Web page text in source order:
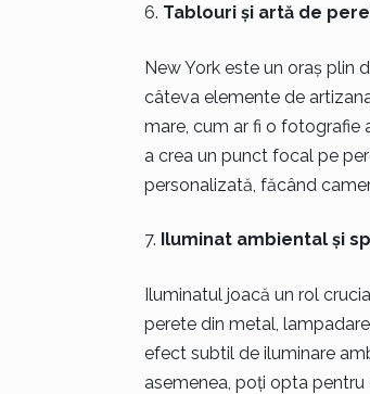
Tablouri și artă de
New York este un oraș plin
câteva elemente de
mare, cum ar fi o fotografie
a crea un punct focal pe
personalizată, făcând
Iluminat ambiental și
Iluminatul joacă un rol
perete din metal,
efect subtil de iluminare
asemenea, poți opta